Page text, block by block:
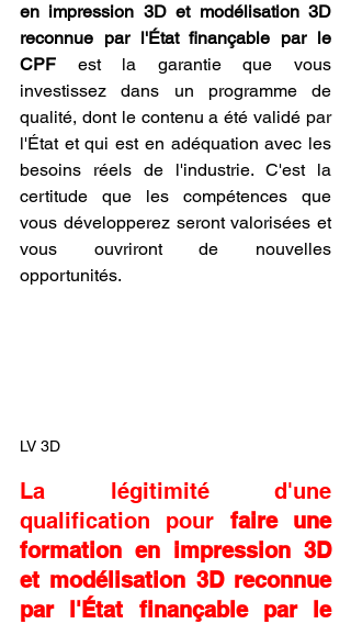
en impression 3D et modélisation 3D
reconnue par l'État finançable par le
CPF est la garantie que vous
investissez dans un programme de
qualité, dont le contenu a été validé par
l'État et qui est en adéquation avec les
besoins réels de l'industrie. C'est la
certitude que les compétences que
vous développerez seront valorisées et
vous ouvriront de nouvelles
opportunités.
LV 3D
La légitimité d'une
qualification pour faire une
formation en impression 3D
et modélisation 3D reconnue
par l'État finançable par le